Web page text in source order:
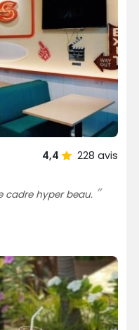
4,4 228 avis
cadre hyper beau.